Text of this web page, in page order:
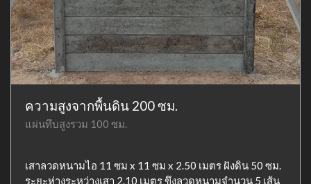
ความสูงจากพื้นดิน 200 ซม.
แผ่นทึบสูงรวม 100 ซม.
เสาลวดหนามไอ 11 ซม x 11 ซม x 2.50 เมตร ฝังดิน 50 ซม.
ระยะห่างระหว่างเสา 2.10 เมตร ขึงลวดหนามจำนวน 5 เส้น